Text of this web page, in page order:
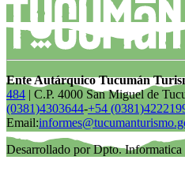
Ente Autárquico Tucumán
484 | C.P. 4000 San Miguel de
(0381)4303644-+54
Email:
Desarrollado por Dpto.